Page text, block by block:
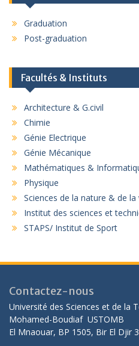
Graduation
Post-graduation
Facultés & Instituts
Architecture & G.civil
Chimie
Génie Electrique
Génie Mécanique
Mathématiques &
Physique
Sciences de la nature & de la
Institut des sciences et
STAPS/ Institut de Sport
Contactez-nous
Université des Sciences et de la
Mohamed-Boudiaf USTOMB
El Mnaouar, BP 1505, Bir El Djir